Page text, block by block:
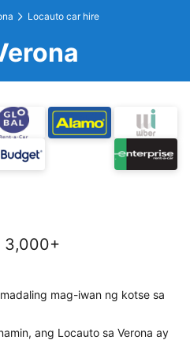
Locauto car hire
3,000+
mag-iwan ng kotse sa
ang Locauto sa Verona ay